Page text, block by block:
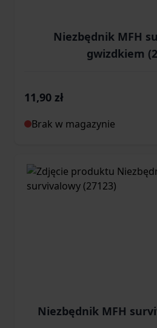
Niezbędnik MFH
gwizdkiem
11,90 zł
Brak w magazynie
Niezbędnik MFH